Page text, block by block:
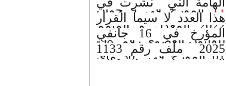
11
المؤرخ في 9 جوان
2022
المعدل و المتمم
للقانون العضوي رقم 98-
01 المؤرخ في 30 ماي
هذا العدد لا سيما القرار
المؤرخ في 16 جانفي
2025 ملف رقم 1133
الذي تطرق لإشكالية